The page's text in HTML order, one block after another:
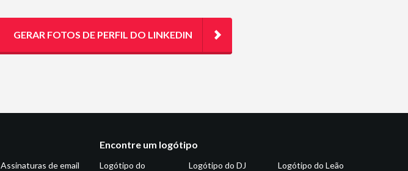
GERAR FOTOS DE PERFIL DO LINKEDIN
Assinaturas de email
Encontre um logótipo
Logótipo do
Logótipo do DJ
Logótipo do Leão